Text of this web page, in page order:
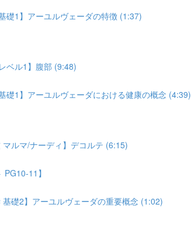
礎1】アーユルヴェーダの特徴 (1:37)
ベル1】腹部 (9:48)
礎1】アーユルヴェーダにおける健康の概念 (4:39)
マルマ/ナーディ】デコルテ (6:15)
PG10-11】
基礎2】アーユルヴェーダの重要概念 (1:02)